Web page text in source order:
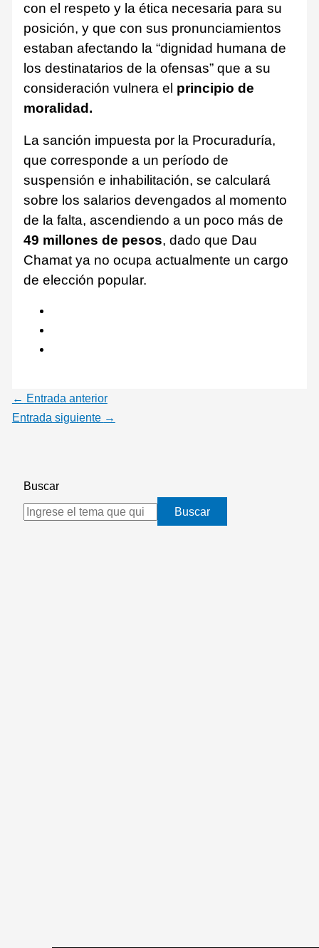
con el respeto y la ética necesaria para su
posición, y que con sus pronunciamientos
estaban afectando la “dignidad humana de
los destinatarios de la ofensas” que a su
consideración vulnera el principio de
moralidad.
La sanción impuesta por la Procuraduría,
que corresponde a un período de
suspensión e inhabilitación, se calculará
sobre los salarios devengados al momento
de la falta, ascendiendo a un poco más de
49 millones de pesos, dado que Dau
Chamat ya no ocupa actualmente un cargo
de elección popular.
← Entrada anterior
Entrada siguiente →
Buscar
Buscar